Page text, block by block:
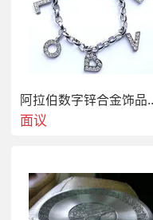
阿拉伯数字锌合金
面议